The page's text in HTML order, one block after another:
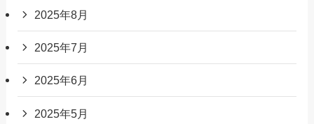
2025年8月
2025年7月
2025年6月
2025年5月